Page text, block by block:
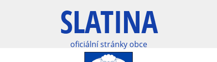
oficiální stránky obce